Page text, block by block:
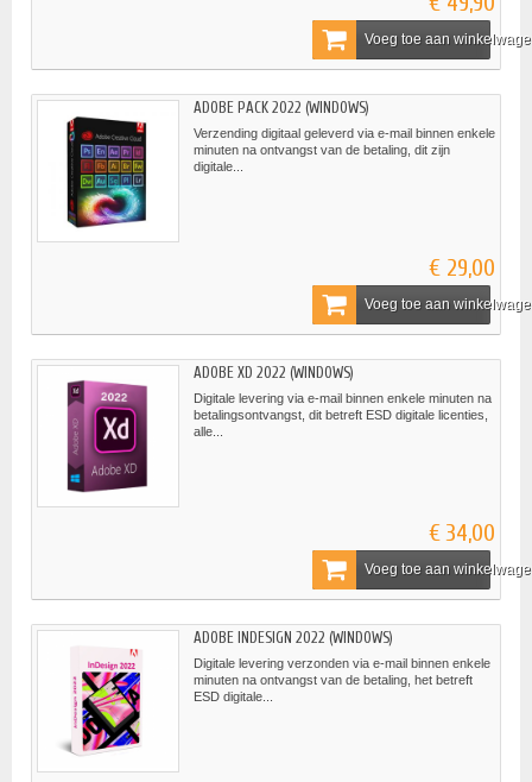
Voeg toe aan
ADOBE PACK 2022 (WINDOWS)
Verzending digitaal geleverd via e-mail binnen enkele
minuten na ontvangst van de betaling, dit zijn
digitale...
€ 29,00
Voeg toe aan
ADOBE XD 2022 (WINDOWS)
Digitale levering via e-mail binnen enkele minuten na
betalingsontvangst, dit betreft ESD digitale licenties,
alle...
€ 34,00
Voeg toe aan
ADOBE INDESIGN 2022 (WINDOWS)
Digitale levering verzonden via e-mail binnen enkele
minuten na ontvangst van de betaling, het betreft
ESD digitale...